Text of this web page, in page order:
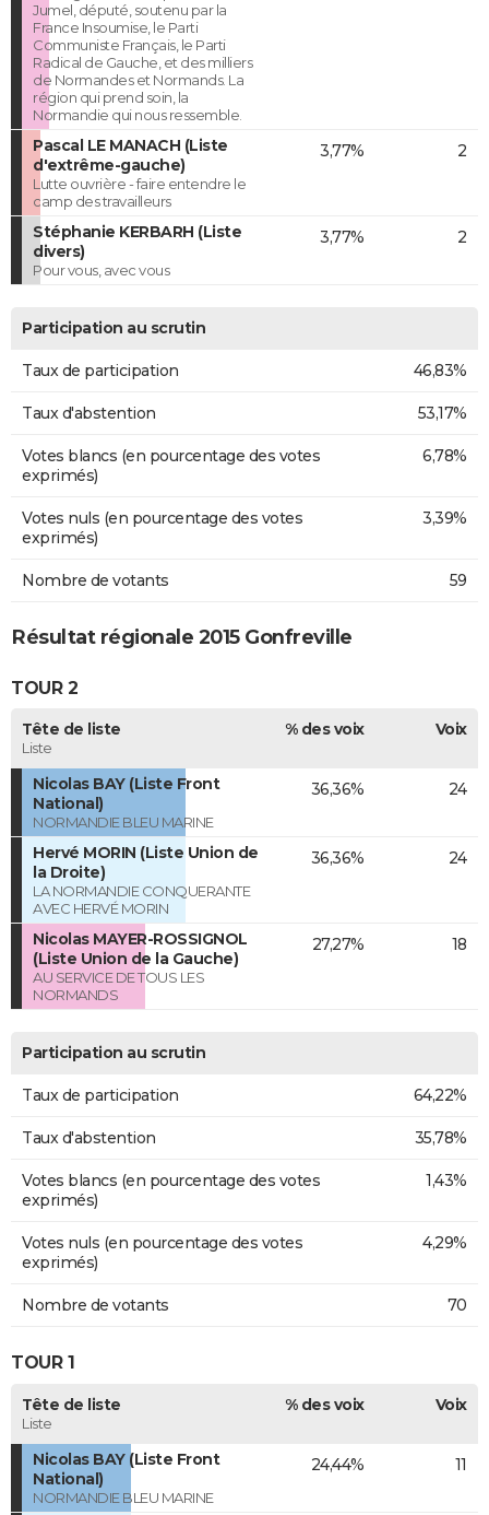
Jumel, député, soutenu par la
France Insoumise, le Parti
Communiste Français, le Parti
Radical de Gauche, et des milliers
de Normandes et Normands. La
région qui prend soin, la
Normandie qui nous ressemble.
Pascal LE MANACH (Liste
d'extrême-gauche)
Lutte ouvrière - faire entendre le
camp des travailleurs
3,77% 2
Stéphanie KERBARH (Liste
divers)
Pour vous, avec vous
3,77% 2
Participation au scrutin
Taux de participation 46,83%
Taux d'abstention 53,17%
Votes blancs (en pourcentage des votes
exprimés)
6,78%
Votes nuls (en pourcentage des votes
exprimés)
3,39%
Nombre de votants 59
Résultat régionale 2015 Gonfreville
TOUR 2
Tête de liste
Liste
% des voix Voix
Nicolas BAY (Liste Front
National)
NORMANDIE BLEU MARINE
36,36% 24
Hervé MORIN (Liste Union de
la Droite)
LA NORMANDIE CONQUERANTE
AVEC HERVÉ MORIN
36,36% 24
Nicolas MAYER-ROSSIGNOL
(Liste Union de la Gauche)
AU SERVICE DE TOUS LES
NORMANDS
27,27% 18
Participation au scrutin
Taux de participation 64,22%
Taux d'abstention 35,78%
Votes blancs (en pourcentage des votes
exprimés)
1,43%
Votes nuls (en pourcentage des votes
exprimés)
4,29%
Nombre de votants 70
TOUR 1
Tête de liste
Liste
% des voix Voix
Nicolas BAY (Liste Front
National)
NORMANDIE BLEU MARINE
24,44% 11